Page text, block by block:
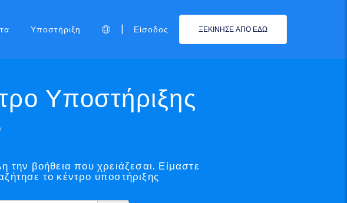
Υποστήριξη Είσοδος ΞΕΚΙΝΗΣΕ ΑΠΟ ΕΔΩ
Υποστήριξης
την βοήθεια που χρειάζεσαι. Είμαστε
το κέντρο υποστήριξης